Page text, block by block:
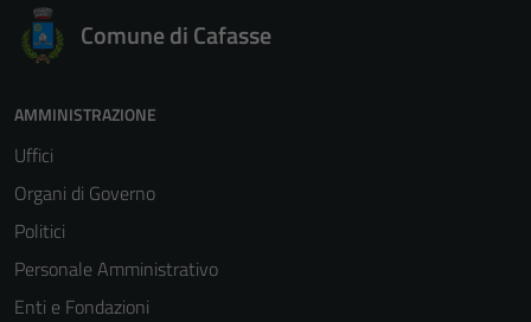
Comune di Cafasse
AMMINISTRAZIONE
Uffici
Organi di Governo
Politici
Personale Amministrativo
Enti e Fondazioni